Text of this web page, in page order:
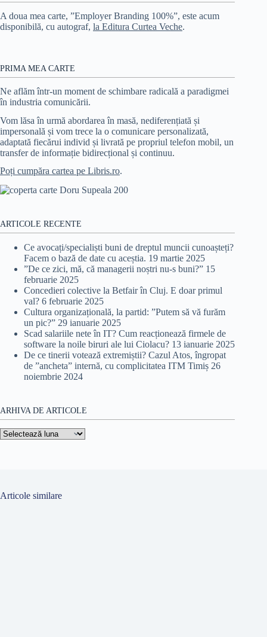
A doua mea carte, ”Employer Branding 100%”, este acum
disponibilă, cu autograf, la Editura Curtea Veche.
PRIMA MEA CARTE
Ne aflăm într-un moment de schimbare radicală a paradigmei
în industria comunicării.
Vom lăsa în urmă abordarea în masă, nediferențiată și
impersonală și vom trece la o comunicare personalizată,
adaptată fiecărui individ și livrată pe propriul telefon mobil, un
transfer de informație bidirecțional și continuu.
Poți cumpăra cartea pe Libris.ro.
ARTICOLE RECENTE
Ce avocați/specialiști buni de dreptul muncii cunoașteți?
Facem o bază de date cu aceștia. 19 martie 2025
”De ce zici, mă, că managerii noștri nu-s buni?” 15
februarie 2025
Concedieri colective la Betfair în Cluj. E doar primul
val? 6 februarie 2025
Cultura organizațională, la partid: ”Putem să vă furăm
un pic?” 29 ianuarie 2025
Scad salariile nete în IT? Cum reacționează firmele de
software la noile biruri ale lui Ciolacu? 13 ianuarie 2025
De ce tinerii votează extremiștii? Cazul Atos, îngropat
de ”ancheta” internă, cu complicitatea ITM Timiș 26
noiembrie 2024
ARHIVA DE ARTICOLE
Arhiva
de
Articole similare